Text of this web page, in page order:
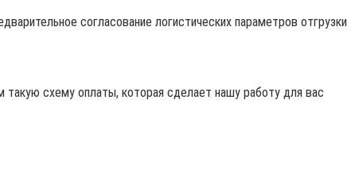
согласование логистических параметров отгрузки
схему оплаты, которая сделает нашу работу для вас